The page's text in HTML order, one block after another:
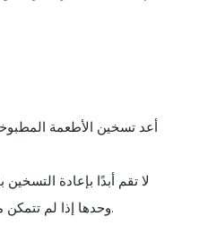
وحدها إذا لم تتمكن من إعادة التسخين بالسرعة الكافية.